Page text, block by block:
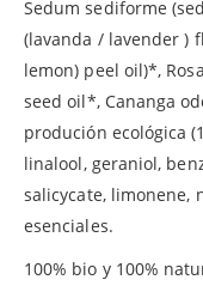
Sedum sediforme
(lavanda / lavender )
lemon) peel oil)*,
seed oil*, Cananga
produción ecológica
linalool, geraniol,
salicycate, limonene,
esenciales.
100% bio y 100%